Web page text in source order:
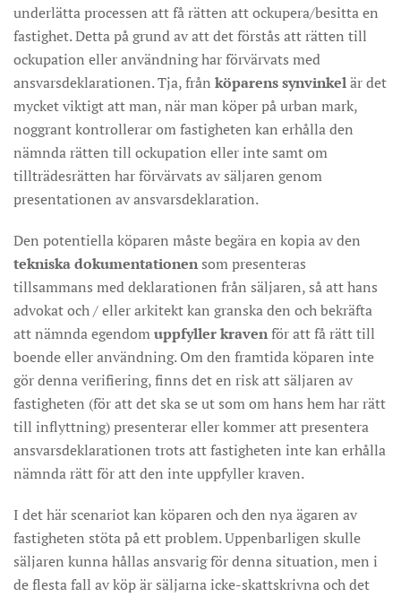
underlätta processen att få rätten att ockupera/besitta en
fastighet. Detta på grund av att det förstås att rätten till
ockupation eller användning har förvärvats med
ansvarsdeklarationen. Tja, från köparens synvinkelär det
mycket viktigt att man, när man köper på urban mark,
noggrant kontrollerar om fastigheten kan erhålla den
nämnda rätten till ockupation eller inte samt om
tillträdesrätten har förvärvats av säljaren genom
presentationen av ansvarsdeklaration.
Den potentiella köparen måste begära en kopia av den
tekniska dokumentationen som presenteras
tillsammans med deklarationen från säljaren, så att hans
advokat och / eller arkitekt kan granska den och bekräfta
att nämnda egendomuppfyller kravenför att få rätt till
boende eller användning. Om den framtida köparen inte
gör denna verifiering, finns det en risk att säljaren av
fastigheten (för att det ska se ut som om hans hem har rätt
till inflyttning) presenterar eller kommer att presentera
ansvarsdeklarationen trots att fastigheten inte kan erhålla
nämnda rätt för att den inte uppfyller kraven.
I det här scenariot kan köparen och den nya ägaren av
fastigheten stöta på ett problem. Uppenbarligen skulle
säljaren kunna hållas ansvarig för denna situation, men i
de flesta fall av köp är säljarna icke-skattskrivna och det